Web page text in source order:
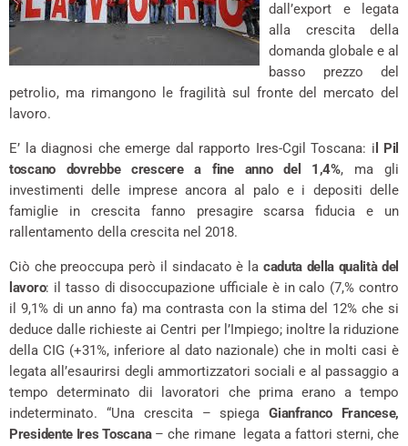
dall’export e legata
alla crescita della
domanda globale e al
basso prezzo del
petrolio, ma rimangono le fragilità sul fronte del mercato del
lavoro.
E’ la diagnosi che emerge dal rapporto Ires-Cgil Toscana: i l Pil
toscano dovrebbe crescere a fine anno del 1,4%, ma gli
investimenti delle imprese ancora al palo e i depositi delle
famiglie in crescita fanno presagire scarsa fiducia e un
rallentamento della crescita nel 2018.
Ciò che preoccupa però il sindacato è la caduta della qualità del
lavoro: il tasso di disoccupazione ufficiale è in calo (7,% contro
il 9,1% di un anno fa) ma contrasta con la stima del 12% che si
deduce dalle richieste ai Centri per l’Impiego; inoltre la riduzione
della CIG (+31%, inferiore al dato nazionale) che in molti casi è
legata all’esaurirsi degli ammortizzatori sociali e al passaggio a
tempo determinato dii lavoratori che prima erano a tempo
indeterminato. “Una crescita – spiegaGianfranco Francese,
Presidente Ires Toscana– che rimane legata a fattori sterni, che